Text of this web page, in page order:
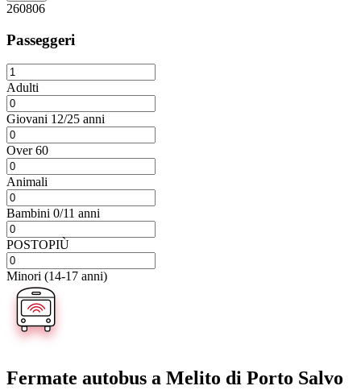
260806
Passeggeri
Adulti
Giovani 12/25 anni
Over 60
Animali
Bambini 0/11 anni
POSTOPIÙ
Minori (14-17 anni)
Fermate autobus a Melito di Porto Salvo